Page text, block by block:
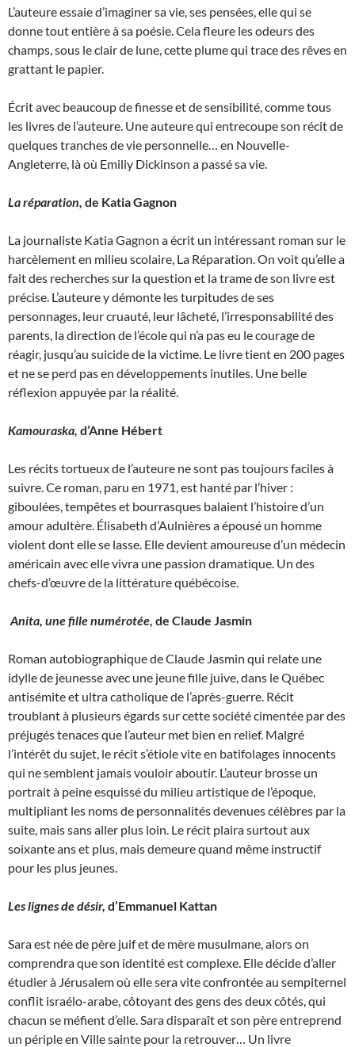
L’auteure essaie d’imaginer sa vie, ses pensées, elle qui se
donne tout entière à sa poésie. Cela fleure les odeurs des
champs, sous le clair de lune, cette plume qui trace des rêves en
grattant le papier.
Écrit avec beaucoup de finesse et de sensibilité, comme tous
les livres de l’auteure. Une auteure qui entrecoupe son récit de
quelques tranches de vie personnelle… en Nouvelle-
Angleterre, là où Emiliy Dickinson a passé sa vie.
La réparation, de Katia Gagnon
La journaliste Katia Gagnon a écrit un intéressant roman sur le
harcèlement en milieu scolaire, La Réparation. On voit qu’elle a
fait des recherches sur la question et la trame de son livre est
précise. L’auteure y démonte les turpitudes de ses
personnages, leur cruauté, leur lâcheté, l’irresponsabilité des
parents, la direction de l’école qui n’a pas eu le courage de
réagir, jusqu’au suicide de la victime. Le livre tient en 200 pages
et ne se perd pas en développements inutiles. Une belle
réflexion appuyée par la réalité.
Kamouraska, d’Anne Hébert
Les récits tortueux de l’auteure ne sont pas toujours faciles à
suivre. Ce roman, paru en 1971, est hanté par l’hiver :
giboulées, tempêtes et bourrasques balaient l’histoire d’un
amour adultère. Élisabeth d’Aulnières a épousé un homme
violent dont elle se lasse. Elle devient amoureuse d’un médecin
américain avec elle vivra une passion dramatique. Un des
chefs-d’œuvre de la littérature québécoise.
Anita, une fille numérotée, de Claude Jasmin
Roman autobiographique de Claude Jasmin qui relate une
idylle de jeunesse avec une jeune fille juive, dans le Québec
antisémite et ultra catholique de l’après-guerre. Récit
troublant à plusieurs égards sur cette société cimentée par des
préjugés tenaces que l’auteur met bien en relief. Malgré
l’intérêt du sujet, le récit s’étiole vite en batifolages innocents
qui ne semblent jamais vouloir aboutir. L’auteur brosse un
portrait à peine esquissé du milieu artistique de l’époque,
multipliant les noms de personnalités devenues célèbres par la
suite, mais sans aller plus loin. Le récit plaira surtout aux
soixante ans et plus, mais demeure quand même instructif
pour les plus jeunes.
Les lignes de désir, d’Emmanuel Kattan
Sara est née de père juif et de mère musulmane, alors on
comprendra que son identité est complexe. Elle décide d’aller
étudier à Jérusalem où elle sera vite confrontée au sempiternel
conflit israélo-arabe, côtoyant des gens des deux côtés, qui
chacun se méfient d’elle. Sara disparaît et son père entreprend
un périple en Ville sainte pour la retrouver… Un livre